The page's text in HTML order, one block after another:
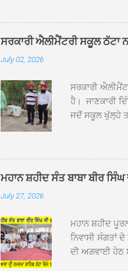
ਦਮਦਮਾ
ਸੰਤ ਬਾਬਾ
ਦਮਦਮਾ ਸਾਹਿਬ
ਪ੍ਰਬੰਧਕਾਂ ਦਾ
ਸਰਕਾਰੀ ਐਲੀਮੈਂਟਰੀ ਸਕੂਲ ਠੱਟਾ
July 02, 2026
ਸਰਕਾਰੀ
ਹੈ। ਜਾਣਕਾਰੀ
ਜਦੋਂ ਸਕੂਲ ਖੁੱਲ੍ਹੇ
ਹੋਈਆਂ ਸਨ।
20 ਤੋਂ 30 ਜੂਨ
ਸਿੰਘ ਟੋਡਰਵਾਲ ਨੇ
ਜਿਸ ਦੀ
ਮਹਾਨ ਸ਼ਹੀਦ ਸੰਤ ਬਾਬਾ ਬੀਰ
July 27, 2026
ਮਹਾਨ ਸ਼ਹੀਦ
ਨਿਵਾਸੀ ਸੰਗਤਾਂ
ਦੀ ਅਗਵਾਈ ਹੇਠ